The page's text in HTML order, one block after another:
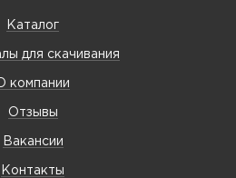
Каталог
для скачивания
компании
Отзывы
Вакансии
Контакты